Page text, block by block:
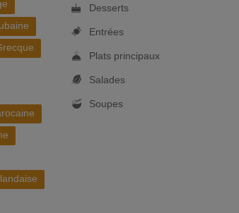
Desserts
Entrées
Plats principaux
Salades
Soupes